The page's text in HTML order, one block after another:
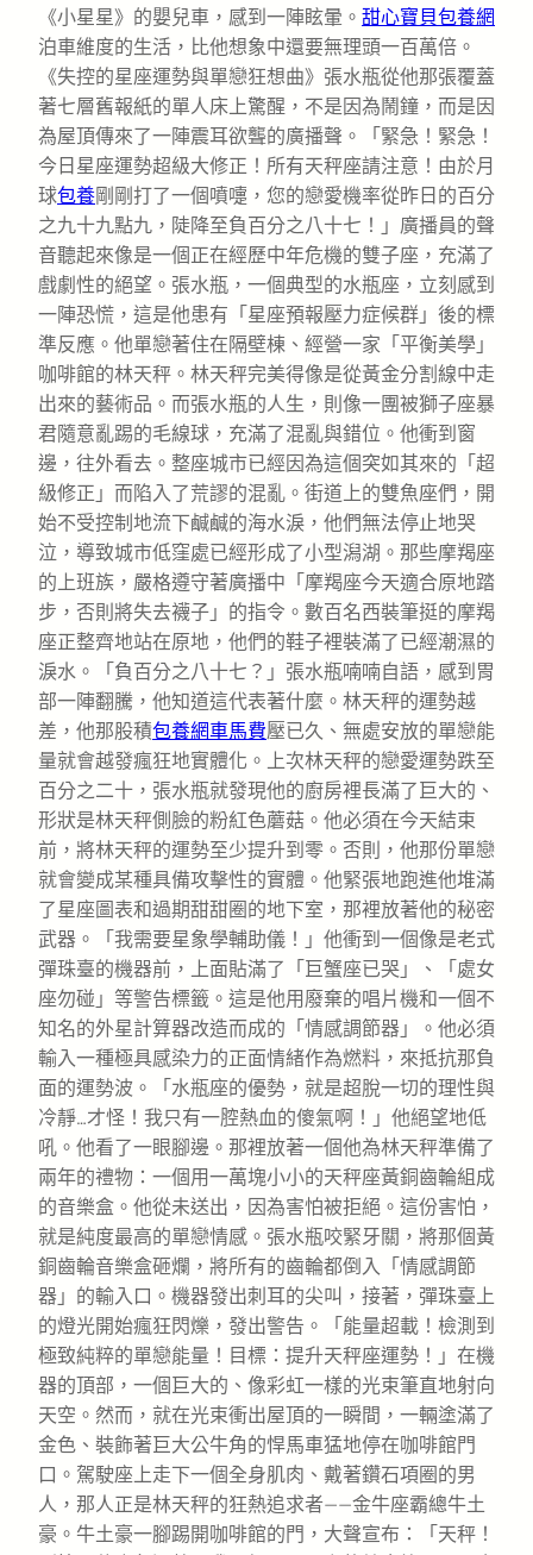
《小星星》的嬰兒車，感到一陣眩暈。 甜心寶貝包養網
泊車維度的生活，比他想象中還要無理頭一百萬倍。
《失控的星座運勢與單戀狂想曲》張水瓶從他那張覆蓋
著七層舊報紙的單人床上驚醒，不是因為鬧鐘，而是因
為屋頂傳來了一陣震耳欲聾的廣播聲。「緊急！緊急！
今日星座運勢超級大修正！所有天秤座請注意！由於月
球包養剛剛打了一個噴嚏，您的戀愛機率從昨日的百分
之九十九點九，陡降至負百分之八十七！」廣播員的聲
音聽起來像是一個正在經歷中年危機的雙子座，充滿了
戲劇性的絕望。張水瓶，一個典型的水瓶座，立刻感到
一陣恐慌，這是他患有「星座預報壓力症候群」後的標
準反應。他單戀著住在隔壁棟、經營一家「平衡美學」
咖啡館的林天秤。林天秤完美得像是從黃金分割線中走
出來的藝術品。而張水瓶的人生，則像一團被獅子座暴
君隨意亂踢的毛線球，充滿了混亂與錯位。他衝到窗
邊，往外看去。整座城市已經因為這個突如其來的「超
級修正」而陷入了荒謬的混亂。街道上的雙魚座們，開
始不受控制地流下鹹鹹的海水淚，他們無法停止地哭
泣，導致城市低窪處已經形成了小型潟湖。那些摩羯座
的上班族，嚴格遵守著廣播中「摩羯座今天適合原地踏
步，否則將失去襪子」的指令。數百名西裝筆挺的摩羯
座正整齊地站在原地，他們的鞋子裡裝滿了已經潮濕的
淚水。「負百分之八十七？」張水瓶喃喃自語，感到胃
部一陣翻騰，他知道這代表著什麼。林天秤的運勢越
差，他那股積包養網車馬費壓已久、無處安放的單戀能
量就會越發瘋狂地實體化。上次林天秤的戀愛運勢跌至
百分之二十，張水瓶就發現他的廚房裡長滿了巨大的、
形狀是林天秤側臉的粉紅色蘑菇。他必須在今天結束
前，將林天秤的運勢至少提升到零。否則，他那份單戀
就會變成某種具備攻擊性的實體。他緊張地跑進他堆滿
了星座圖表和過期甜甜圈的地下室，那裡放著他的秘密
武器。「我需要星象學輔助儀！」他衝到一個像是老式
彈珠臺的機器前，上面貼滿了「巨蟹座已哭」、「處女
座勿碰」等警告標籤。這是他用廢棄的唱片機和一個不
知名的外星計算器改造而成的「情感調節器」。他必須
輸入一種極具感染力的正面情緒作為燃料，來抵抗那負
面的運勢波。「水瓶座的優勢，就是超脫一切的理性與
冷靜…才怪！我只有一腔熱血的傻氣啊！」他絕望地低
吼。他看了一眼腳邊。那裡放著一個他為林天秤準備了
兩年的禮物：一個用一萬塊小小的天秤座黃銅齒輪組成
的音樂盒。他從未送出，因為害怕被拒絕。這份害怕，
就是純度最高的單戀情感。張水瓶咬緊牙關，將那個黃
銅齒輪音樂盒砸爛，將所有的齒輪都倒入「情感調節
器」的輸入口。機器發出刺耳的尖叫，接著，彈珠臺上
的燈光開始瘋狂閃爍，發出警告。「能量超載！檢測到
極致純粹的單戀能量！目標：提升天秤座運勢！」在機
器的頂部，一個巨大的、像彩虹一樣的光束筆直地射向
天空。然而，就在光束衝出屋頂的一瞬間，一輛塗滿了
金色、裝飾著巨大公牛角的悍馬車猛地停在咖啡館門
口。駕駛座上走下一個全身肌肉、戴著鑽石項圈的男
人，那人正是林天秤的狂熱追求者——金牛座霸總牛土
豪。牛土豪一腳踢開咖啡館的門，大聲宣布：「天秤！